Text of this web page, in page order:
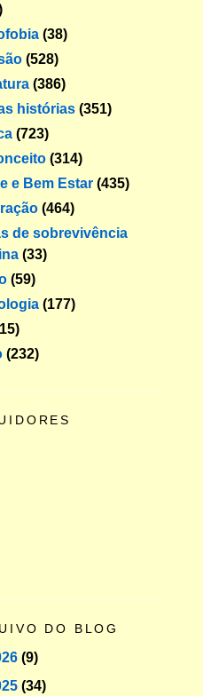
(38)
(528)
(386)
histórias (351)
(723)
(314)
e Bem Estar (435)
(464)
de sobrevivência
(33)
(59)
(177)
(232)
DO BLOG
(9)
(34)